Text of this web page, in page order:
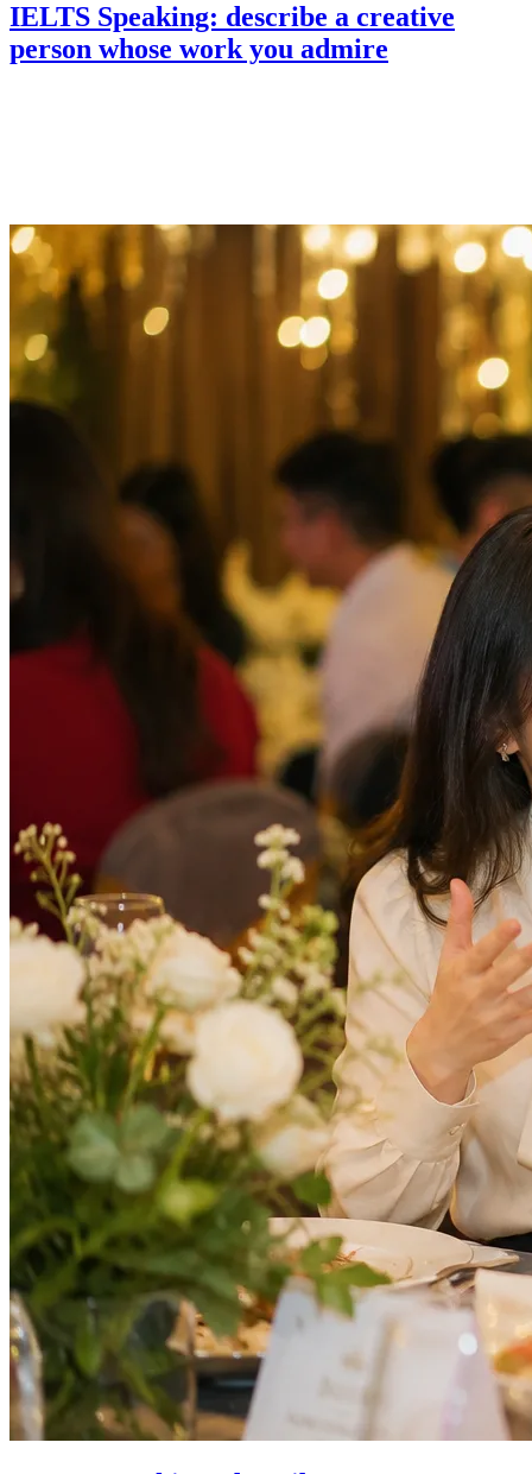
IELTS Speaking: describe a creative
person whose work you admire